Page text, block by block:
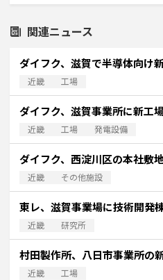
関連ニュース
ダイフク、滋賀で半導体向け
近畿 工場
ダイフク、滋賀事業所に新工
近畿 工場 発電設備
ダイフク、西淀川区の本社敷
近畿 その他施設
東レ、滋賀事業場に技術開発
近畿 研究所
村田製作所、八日市事業所の
近畿 工場